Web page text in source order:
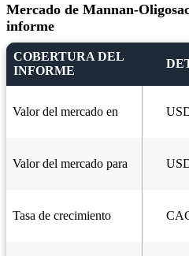
Mercado de Mannan-
informe
COBERTURA DEL
INFORME
Valor del mercado en
Valor del mercado para
Tasa de crecimiento